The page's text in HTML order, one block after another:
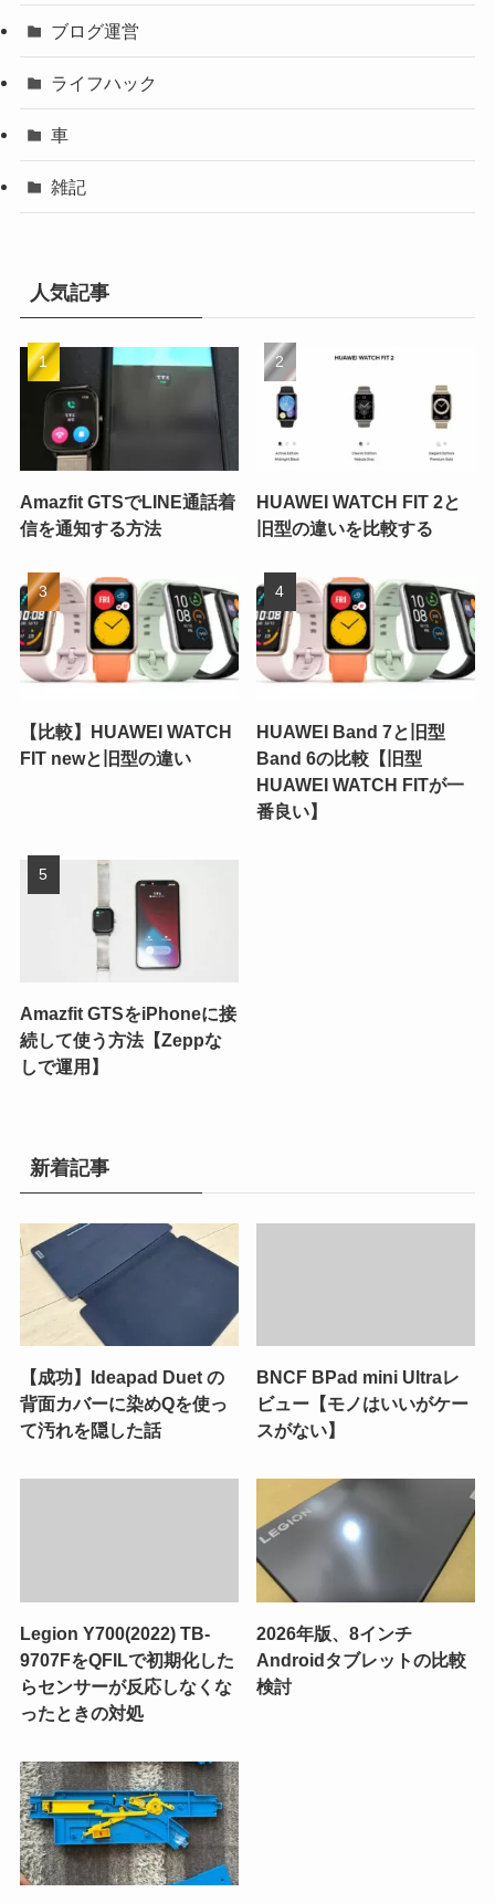
ブログ運営
ライフハック
車
雑記
人気記事
Amazfit GTSでLINE通話着
信を通知する方法
HUAWEI WATCH FIT 2と
旧型の違いを比較する
【比較】HUAWEI WATCH
FIT newと旧型の違い
HUAWEI Band 7と旧型
Band 6の比較【旧型
HUAWEI WATCH FITが一
番良い】
Amazfit GTSをiPhoneに接
続して使う方法【Zeppな
しで運用】
新着記事
【成功】Ideapad Duet の
背面カバーに染めQを使っ
て汚れを隠した話
BNCF BPad mini Ultraレ
ビュー【モノはいいがケー
スがない】
Legion Y700(2022) TB-
9707FをQFILで初期化した
らセンサーが反応しなくな
ったときの対処
2026年版、8インチ
Androidタブレットの比較
検討